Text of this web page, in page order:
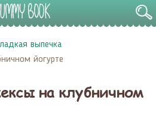
выпечка
йогурте
на клубничном